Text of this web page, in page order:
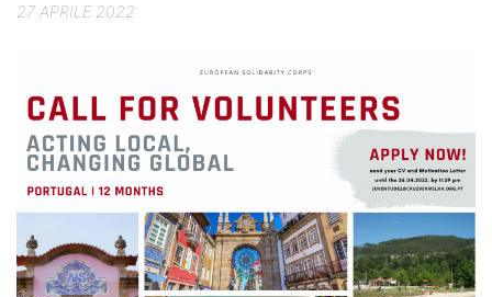
27 APRILE 2022